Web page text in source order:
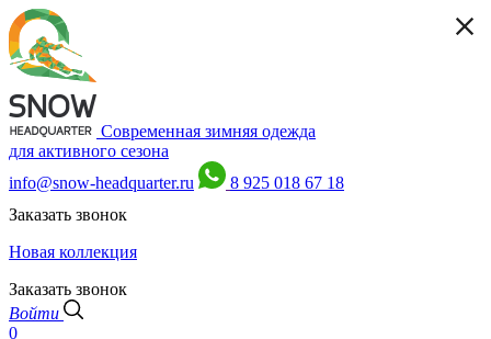
Современная зимняя одежда
для активного сезона
info@snow-headquarter.ru
8 925 018 67 18
Заказать звонок
Новая коллекция
Заказать звонок
Войти
0